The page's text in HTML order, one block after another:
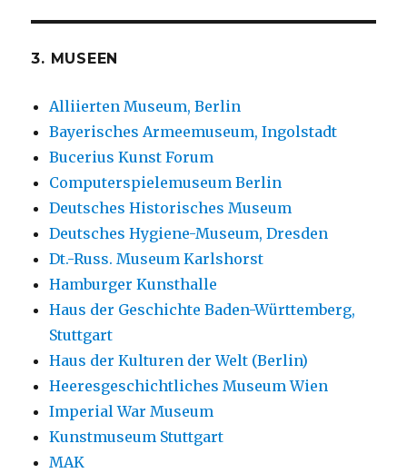
3. MUSEEN
Alliierten Museum, Berlin
Bayerisches Armeemuseum, Ingolstadt
Bucerius Kunst Forum
Computerspielemuseum Berlin
Deutsches Historisches Museum
Deutsches Hygiene-Museum, Dresden
Dt.-Russ. Museum Karlshorst
Hamburger Kunsthalle
Haus der Geschichte Baden-Württemberg,
Stuttgart
Haus der Kulturen der Welt (Berlin)
Heeresgeschichtliches Museum Wien
Imperial War Museum
Kunstmuseum Stuttgart
MAK